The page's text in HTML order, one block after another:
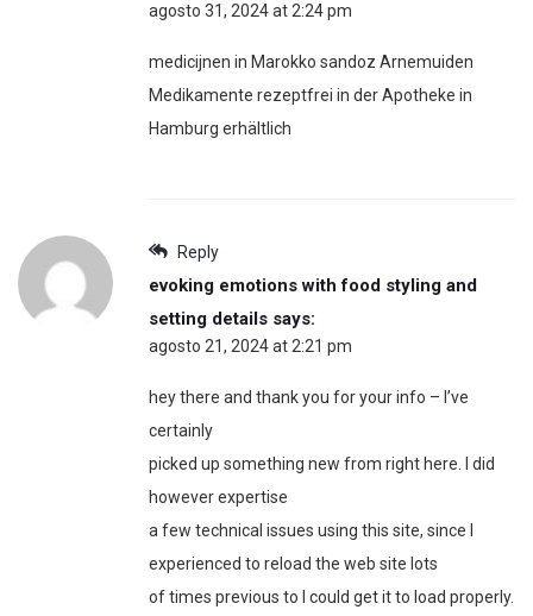
agosto 31, 2024 at 2:24 pm
medicijnen in Marokko sandoz Arnemuiden
Medikamente rezeptfrei in der Apotheke in
Hamburg erhältlich
Reply
evoking emotions with food styling and
setting details says:
agosto 21, 2024 at 2:21 pm
hey there and thank you for your info – I’ve
certainly
picked up something new from right here. I did
however expertise
a few technical issues using this site, since I
experienced to reload the web site lots
of times previous to I could get it to load properly.